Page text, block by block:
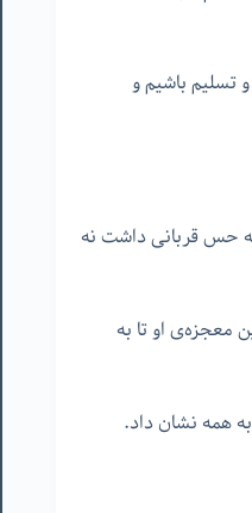
باشیم و
حس قربانی داشت نه
معجزه‌ی او تا به
به همه نشان داد.